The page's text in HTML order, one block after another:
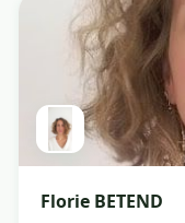
Florie BETEND